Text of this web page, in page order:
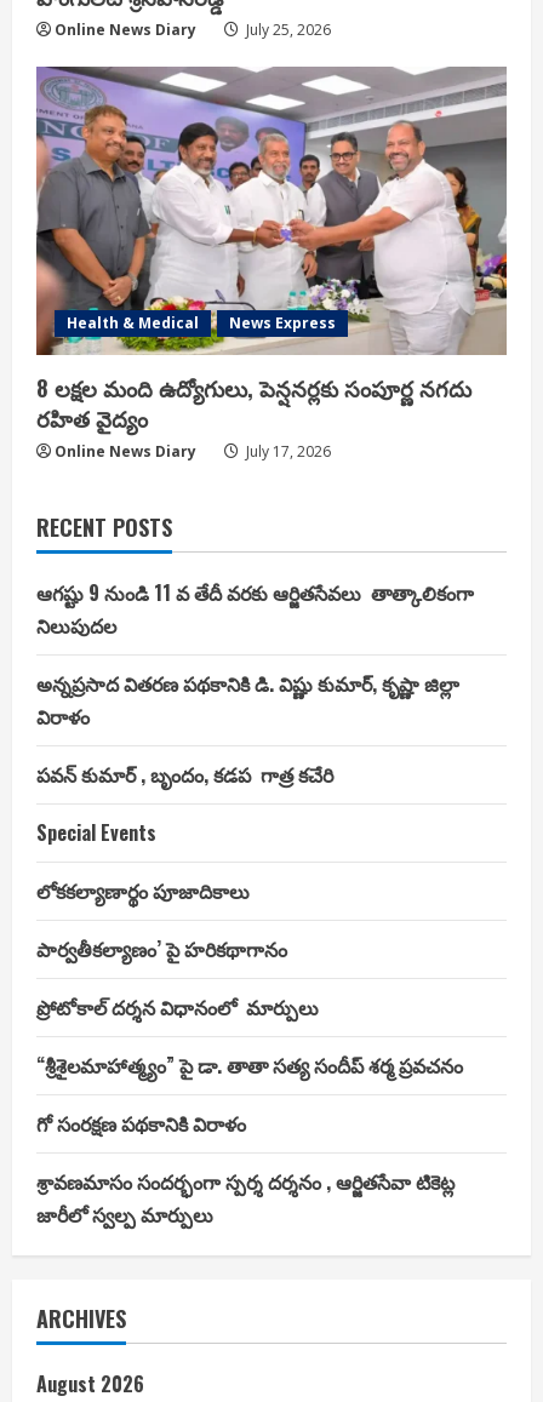
Online News Diary July 25, 2026
Health & Medical News Express
8 లక్షల మంది ఉద్యోగులు, పెన్షనర్లకు సంపూర్ణ నగదు
రహిత వైద్యం
Online News Diary July 17, 2026
RECENT POSTS
ఆగష్టు 9 నుండి 11 వ తేదీ వరకు ఆర్జితసేవలు తాత్కాలికంగా
నిలుపుదల
అన్నప్రసాద వితరణ పథకానికి డి. విష్ణు కుమార్, కృష్ణా జిల్లా
విరాళం
పవన్ కుమార్ , బృందం, కడప గాత్ర కచేరి
Special Events
లోకకల్యాణార్థం పూజాదికాలు
పార్వతీకల్యాణం’ పై హరికథాగానం
ప్రోటోకాల్ దర్శన విధానంలో మార్పులు
“శ్రీశైలమాహాత్మ్యం” పై డా. తాతా సత్య సందీప్ శర్మ ప్రవచనం
గో సంరక్షణ పథకానికి విరాళం
శ్రావణమాసం సందర్భంగా స్పర్శ దర్శనం , ఆర్జితసేవా టికెట్ల
జారీలో స్వల్ప మార్పులు
ARCHIVES
August 2026